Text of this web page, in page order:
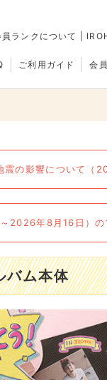
員ランクについて
会
ご利用ガイド
震の影響について（
2026年8月16日）の
バム本体